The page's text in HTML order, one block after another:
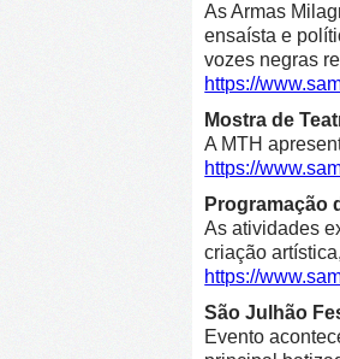
As Armas
ensaísta e
vozes negras
https://
Mostra de
A MTH
https://
Programação
As atividades
criação
https://
São Julhão
Evento